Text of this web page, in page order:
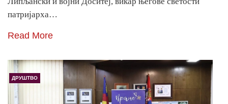
патријарха…
Read More
ДРУШТВО